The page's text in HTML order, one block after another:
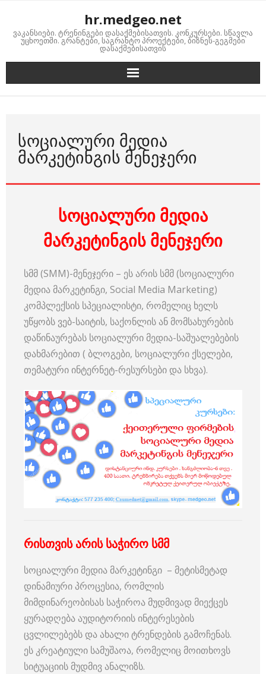
content
hr.medgeo.net
ვაკანსიები. ტრენინგები დასაქმებისათვის. კონკურსები. სწავლა
უცხოეთში. გრანტები, საგრანტო პროექტები, ბიზნეს-გეგმები
დასაქმებისათვის
ᲡᲝᲪᲘᲐᲚᲣᲠᲘ ᲛᲔᲓᲘᲐ
ᲛᲐᲠᲙᲔᲢᲘᲜᲒᲘᲡ ᲛᲔᲜᲔᲯᲔᲠᲘ
სოციალური მედია
მარკეტინგის მენეჯერი
სმმ (SMM)-მენეჯერი – ეს არის სმმ (სოციალური
მედია მარკეტინგი, Social Media Marketing)
კომპლექსის სპეციალისტი, რომელიც ხელს
უწყობს ვებ-საიტის, საქონლის ან მომსახურების
დაწინაურებას სოციალური მედია-საშუალებების
დახმარებით ( ბლოგები, სოციალური ქსელები,
თემატური ინტერნეტ-რესურსები და სხვა).
რისთვის არის საჭირო სმმ
სოციალური მედია მარკეტინგი – მეტისმეტად
დინამიური პროცესია, რომლის
მიმდინარეობისას საჭიროა მუდმივად მიექცეს
ყურადღება აუდიტორიის ინტერესების
ცვლილებებს და ახალი ტრენდების გამოჩენას.
ეს კრეატიული სამუშაოა, რომელიც მოითხოვს
სიტუაციის მუდმივ ანალიზს.